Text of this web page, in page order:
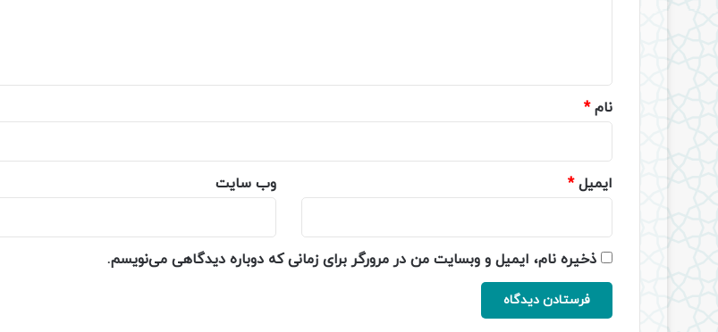
نام*
ایمیل* وب‌ سایت
ذخیره نام، ایمیل و وبسایت من در مرورگر برای زمانی که دوباره دیدگاهی می‌نویسم.